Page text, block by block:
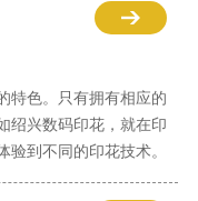
特色。只有拥有相应的
绍兴数码印花，就在印
到不同的印花技术。